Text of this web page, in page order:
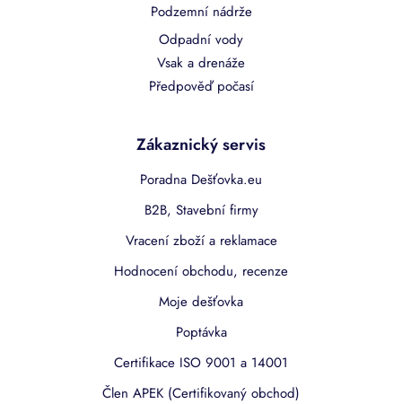
Podzemní nádrže
Odpadní vody
Vsak a drenáže
Předpověď počasí
Zákaznický servis
Poradna Dešťovka.eu
B2B, Stavební firmy
Vracení zboží a reklamace
Hodnocení obchodu, recenze
Moje dešťovka
Poptávka
Certifikace ISO 9001 a 14001
Člen APEK (Certifikovaný obchod)